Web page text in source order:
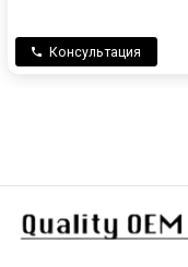
Консультация